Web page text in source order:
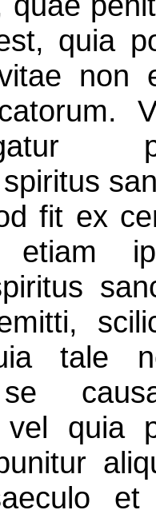
quia
non
fit ex
etiam
tale
vel quia
et